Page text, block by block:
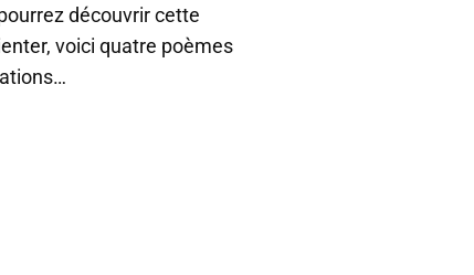
découvrir cette
voici quatre poèmes